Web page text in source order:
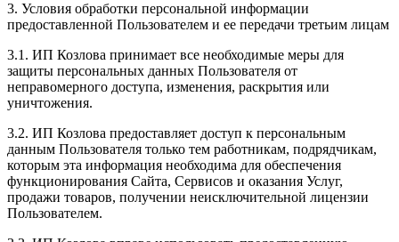
3. Условия обработки персональной информации
предоставленной Пользователем и ее передачи третьим лицам
3.1. ИП Козлова принимает все необходимые меры для
защиты персональных данных Пользователя от
неправомерного доступа, изменения, раскрытия или
уничтожения.
3.2. ИП Козлова предоставляет доступ к персональным
данным Пользователя только тем работникам, подрядчикам,
которым эта информация необходима для обеспечения
функционирования Сайта, Сервисов и оказания Услуг,
продажи товаров, получении неисключительной лицензии
Пользователем.